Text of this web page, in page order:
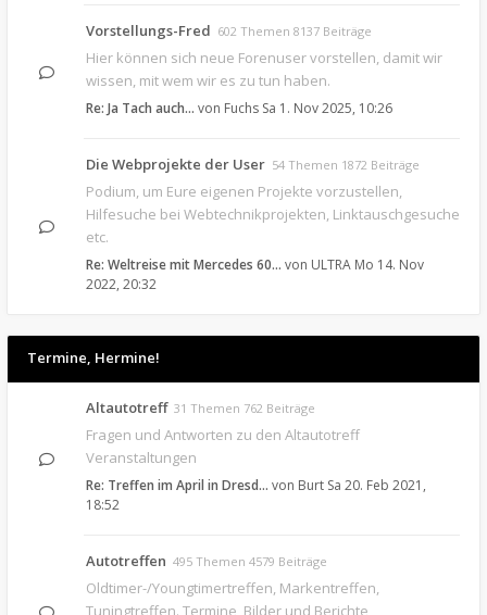
Vorstellungs-Fred 602 Themen 8137 Beiträge
Hier können sich neue Forenuser vorstellen, damit wir
wissen, mit wem wir es zu tun haben.
Re: Ja Tach auch... von Fuchs Sa 1. Nov 2025, 10:26
Die Webprojekte der User 54 Themen 1872 Beiträge
Podium, um Eure eigenen Projekte vorzustellen,
Hilfesuche bei Webtechnikprojekten, Linktauschgesuche
etc.
Re: Weltreise mit Mercedes 60… von ULTRA Mo 14. Nov
2022, 20:32
Termine, Hermine!
Altautotreff 31 Themen 762 Beiträge
Fragen und Antworten zu den Altautotreff
Veranstaltungen
Re: Treffen im April in Dresd… von Burt Sa 20. Feb 2021,
18:52
Autotreffen 495 Themen 4579 Beiträge
Oldtimer-/Youngtimertreffen, Markentreffen,
Tuningtreffen. Termine, Bilder und Berichte